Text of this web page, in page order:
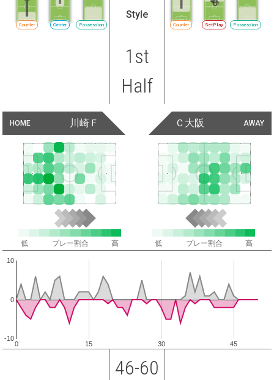
Possession
Center
Counter
Style
Counter SetPlay Possession
1st
Half
HOME 川崎Ｆ AWAY
Ｃ大阪
低 プレー割合 高 低 プレー割合 高
0 15 30 45
-10
0
10
46-60